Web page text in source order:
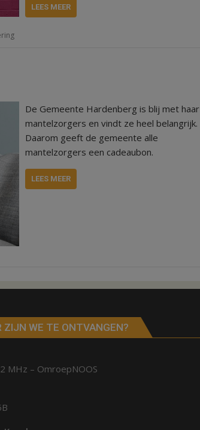
LEES MEER
De Gemeente Hardenberg is blij met haar
mantelzorgers en vindt ze heel belangrijk.
Daarom geeft de gemeente alle
mantelzorgers een cadeaubon.
LEES MEER
ZIJN WE TE ONTVANGEN?
MHz – OmroepNOOS